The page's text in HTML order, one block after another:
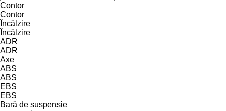
Contor
Contor
Încălzire
Încălzire
ADR
ADR
Axe
ABS
ABS
EBS
EBS
Bară de suspensie